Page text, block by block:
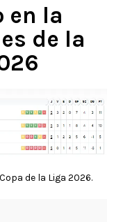
en la
de la
de la Liga 2026.